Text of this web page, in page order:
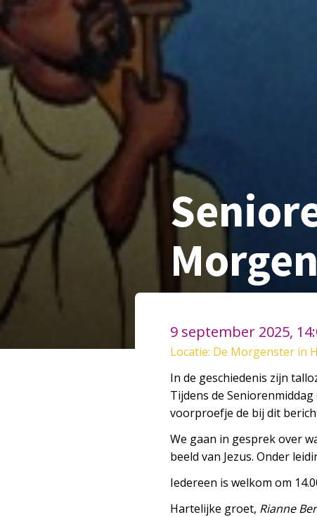
9 september 2025,
Locatie: De Morgenster in
In de geschiedenis zijn
Tijdens de Seniorenmiddag
voorproefje de bij dit
We gaan in gesprek over
beeld van Jezus. Onder
Iedereen is welkom om
Hartelijke groet, Rianne